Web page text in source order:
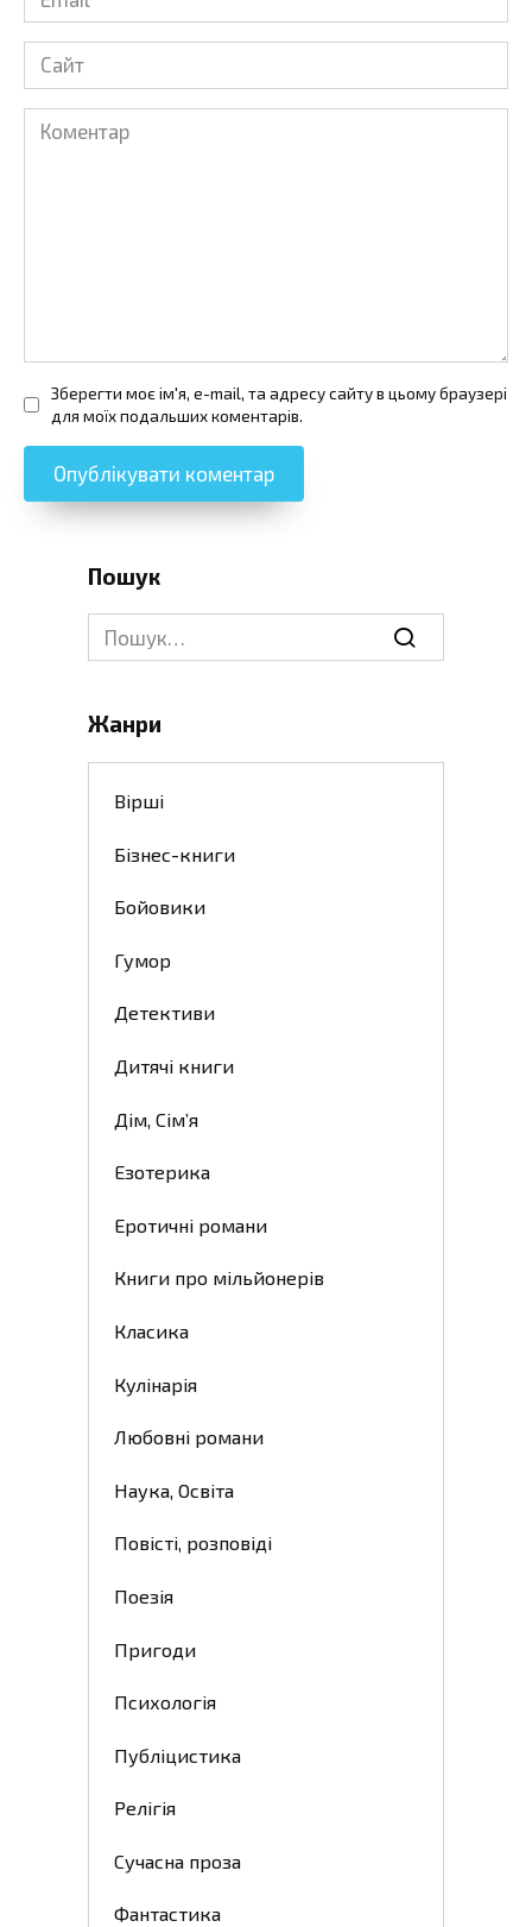
Сайт
Коментар
Зберегти моє ім'я, e-mail, та адресу сайту в цьому браузері
для моїх подальших коментарів.
Пошук
Search
for:
Жанри
Вірші
Бізнес-книги
Бойовики
Гумор
Детективи
Дитячі книги
Дім, Сім’я
Езотерика
Еротичні романи
Книги про мільйонерів
Класика
Кулінарія
Любовні романи
Наука, Освіта
Повісті, розповіді
Поезія
Пригоди
Психологія
Публіцистика
Релігія
Сучасна проза
Фантастика